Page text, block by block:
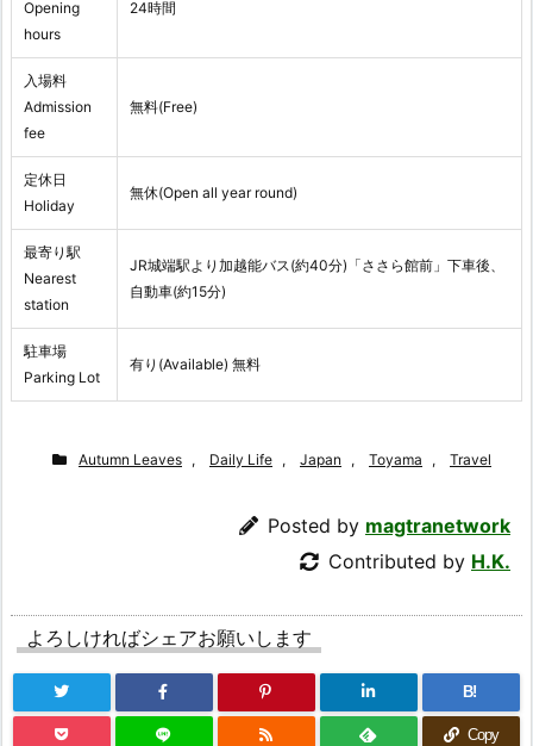
Opening
hours
24時間
入場料
Admission
fee
無料(Free)
定休日
Holiday
無休(Open all year round)
最寄り駅
Nearest
station
JR城端駅より加越能バス(約40分)「ささら館前」下車後、
自動車(約15分)
駐車場
Parking Lot
有り(Available) 無料
Autumn Leaves , Daily Life , Japan , Toyama , Travel
Posted by magtranetwork
Contributed by H.K.
よろしければシェアお願いします
B!
Copy